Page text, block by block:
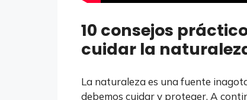
10 consejos
cuidar la
La naturaleza es una fuente
debemos cuidar y proteger. A